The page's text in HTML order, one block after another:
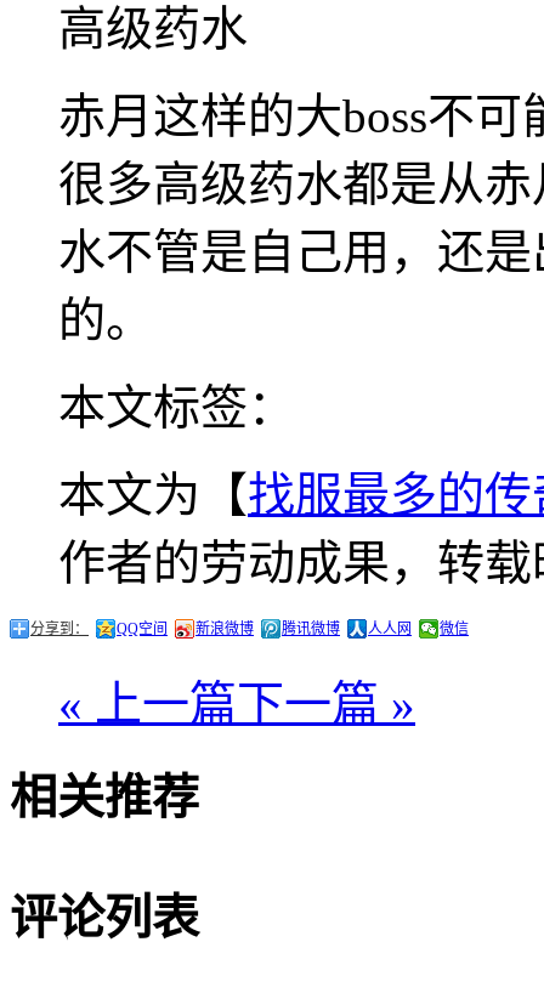
高级药水
赤月这样的大boss不
很多高级药水都是从
水不管是自己用，还
的。
本文标签：
本文为【找服最多的
作者的劳动成果，转
分享到： QQ空间 新浪微博 腾讯微博 人人网 微信
« 上一篇下一篇 »
相关推荐
评论列表